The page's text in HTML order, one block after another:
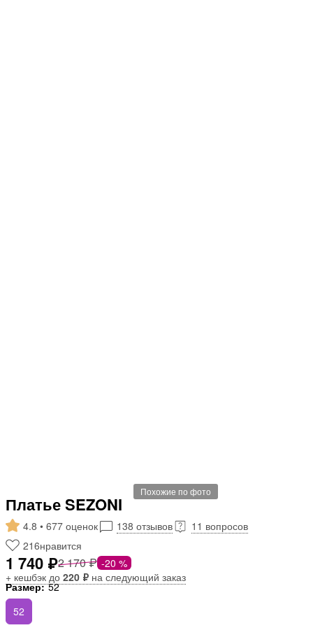
Похожие по фото
Платье SEZONI
4.8 • 677 оценок 138 отзывов
11 вопросов
216нравится
2 170 ₽ -20 %
1 740 ₽
+ кешбэк до 220 ₽ на следующий заказ
Размер: 52
52